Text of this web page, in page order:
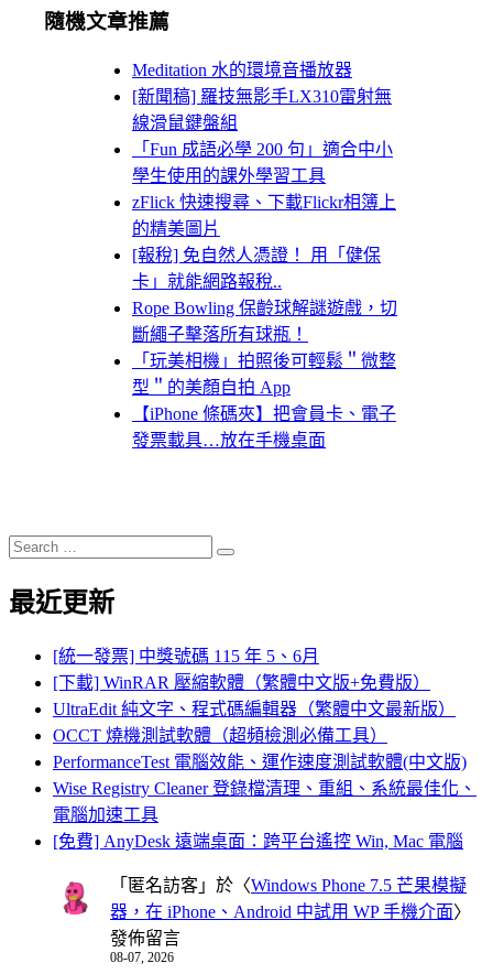
隨機文章推薦
Meditation 水的環境音播放器
[新聞稿] 羅技無影手LX310雷射無
線滑鼠鍵盤組
「Fun 成語必學 200 句」適合中小
學生使用的課外學習工具
zFlick 快速搜尋、下載Flickr相簿上
的精美圖片
[報稅] 免自然人憑證！ 用「健保
卡」就能網路報稅..
Rope Bowling 保齡球解謎遊戲，切
斷繩子擊落所有球瓶！
「玩美相機」拍照後可輕鬆＂微整
型＂的美顏自拍 App
【iPhone 條碼夾】把會員卡、電子
發票載具…放在手機桌面
Search
for:
Search
最近更新
[統一發票] 中獎號碼 115 年 5、6月
[下載] WinRAR 壓縮軟體（繁體中文版+免費版）
UltraEdit 純文字、程式碼編輯器（繁體中文最新版）
OCCT 燒機測試軟體（超頻檢測必備工具）
PerformanceTest 電腦效能、運作速度測試軟體(中文版)
Wise Registry Cleaner 登錄檔清理、重組、系統最佳化、
電腦加速工具
[免費] AnyDesk 遠端桌面：跨平台遙控 Win, Mac 電腦
「 匿名訪客 」於〈Windows Phone 7.5 芒果模擬
器，在 iPhone、Android 中試用 WP 手機介面〉
發佈留言
08-07, 2026